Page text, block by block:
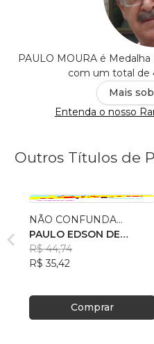
PAULO MOURA é
com um total de
Mais
Entenda o nosso
Outros Títulos de
NÃO CONFUNDA...
PAULO EDSON DE
MOURA
R$ 44,74
R$ 35,42
Comprar